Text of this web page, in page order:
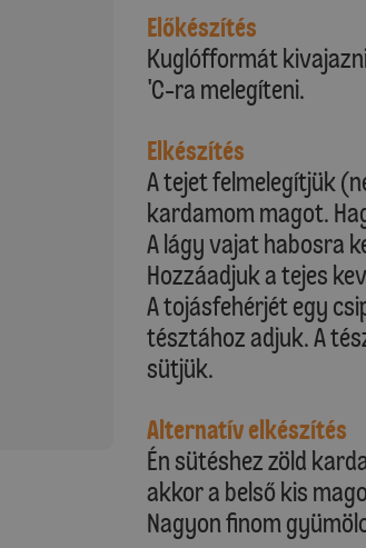
Előkészítés
Kuglófformát
'C-ra melegíteni.
Elkészítés
A tejet felmelegítjük
kardamom magot.
A lágy vajat habosra
Hozzáadjuk a tejes
A tojásfehérjét egy
tésztához adjuk. A
sütjük.
Alternatív elkészítés
Én sütéshez zöld
akkor a belső kis
Nagyon finom